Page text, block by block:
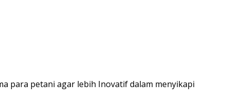
para petani agar lebih Inovatif dalam menyikapi